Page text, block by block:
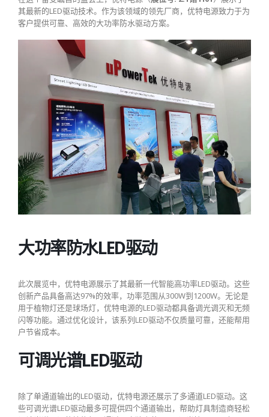
其最新的LED驱动技术。作为该领域的领先厂商，优特电源致力于为
客户提供可靠、高效的大功率防水驱动方案。
大功率防水LED驱动
此次展览中，优特电源展示了其最新一代智能高功率LED驱动。这些
创新产品具备高达97%的效率，功率范围从300W到1200W。无论是
用于植物灯还是球场灯，优特电源的LED驱动都具备调光调灭和无频
闪等功能。通过优化设计，该系列LED驱动不仅质量可靠，还能帮用
户节省成本。
可调光谱LED驱动
除了单通道输出的LED驱动，优特电源还展示了多通道LED驱动。这
些可调光谱LED驱动最多可提供四个通道输出，帮助灯具制造商轻松